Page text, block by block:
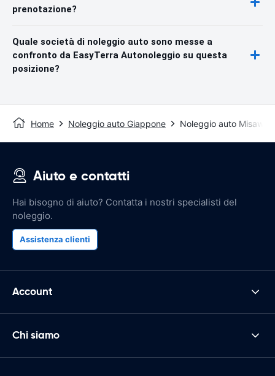
prenotazione?
Quale società di noleggio auto sono messe a
confronto da EasyTerra Autonoleggio su questa
posizione?
Home Noleggio auto Giappone Noleggio auto Misawa
Aiuto e contatti
Hai bisogno di aiuto? Contatta i nostri specialisti del
noleggio.
Assistenza clienti
Account
Chi siamo